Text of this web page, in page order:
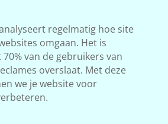
regelmatig hoe site
omgaan. Het is
van de gebruikers van
overslaat. Met deze
we je website voor